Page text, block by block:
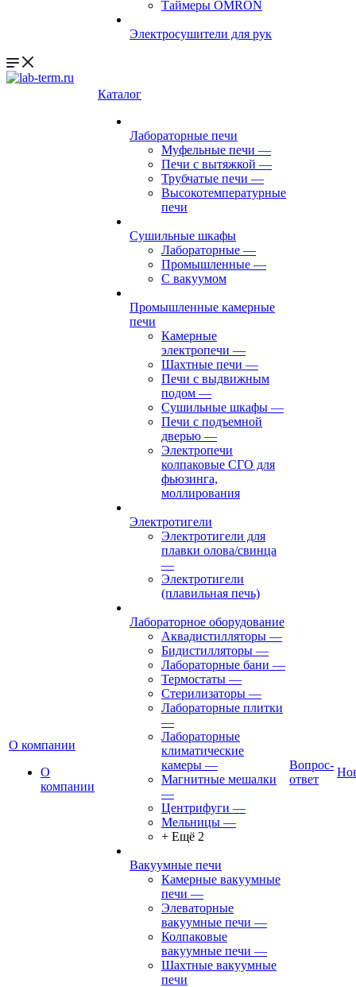
Таймеры OMRON
Электросушители для рук
О компании
О
компании
Каталог
Лабораторные печи
Муфельные печи —
Печи с вытяжкой —
Трубчатые печи —
Высокотемпературные
печи
Сушильные шкафы
Лабораторные —
Промышленные —
С вакуумом
Промышленные камерные
печи
Камерные
электропечи —
Шахтные печи —
Печи с выдвижным
подом —
Сушильные шкафы —
Печи с подъемной
дверью —
Электропечи
колпаковые СГО для
фьюзинга,
моллирования
Электротигели
Электротигели для
плавки олова/свинца
—
Электротигели
(плавильная печь)
Лабораторное оборудование
Аквадистилляторы —
Бидистилляторы —
Лабораторные бани —
Термостаты —
Стерилизаторы —
Лабораторные плитки
—
Лабораторные
климатические
камеры —
Магнитные мешалки
—
Центрифуги —
Мельницы —
+ Ещё 2
Вакуумные печи
Камерные вакуумные
печи —
Элеваторные
вакуумные печи —
Колпаковые
вакуумные печи —
Шахтные вакуумные
печи
Вопрос-
ответ